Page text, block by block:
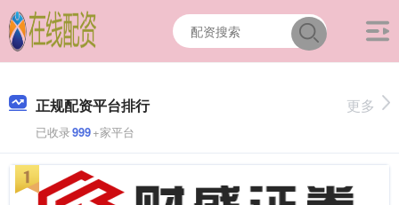
正规配资平台排行
已收录999+家平台
更多